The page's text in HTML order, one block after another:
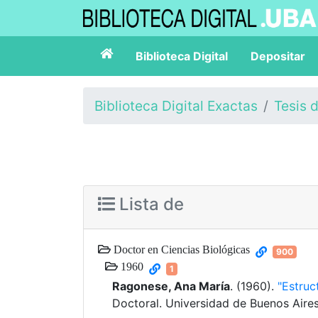
Biblioteca Digital Depositar
Biblioteca Digital Exactas Tesis
Lista de
Doctor en Ciencias Biológicas 900
1960 1
Ragonese, Ana María. (1960).
Doctoral. Universidad de Buenos